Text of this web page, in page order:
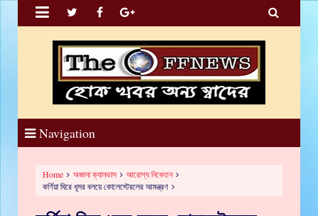
 
Navigation
Home অজানা ক্যানভাস
আরোগ্য নিকেতন
কর্ণিয়া ঘিরে ধূসর বলয়ে কোলেস্টেরলের আমন্ত্রণ